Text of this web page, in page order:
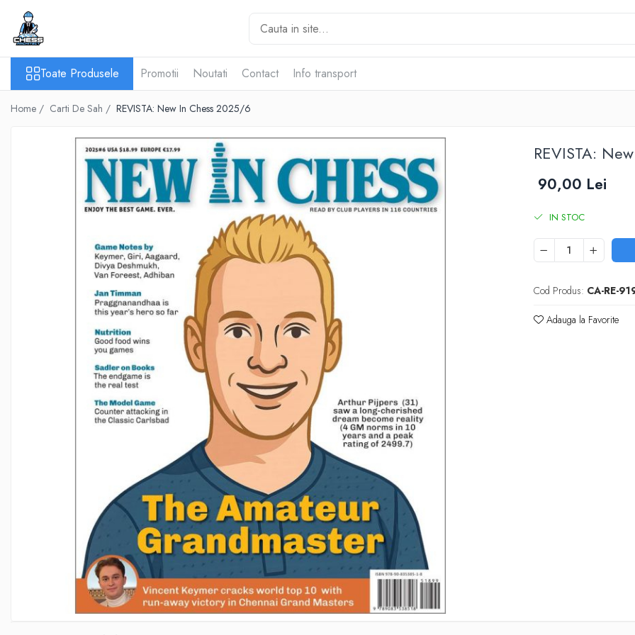
Toate Produsele
Materiale Șahiste
Accesorii tabla
Ceasuri Pentru Diverse Jocuri
Colectie De Partide
Computere de sah
Instruire Generala
Instruire Generala
Piese De Sah Tematice Din Plastic
Piese Din Plastic
Piese sah electronice
Toate Produsele Promotii Noutati Contact Info transport
Home / Carti De Sah / REVISTA: New In Chess 2025/6
REVISTA:
90,00 Lei
IN STOC
Cod Produs: CA-RE-
Adauga la Favorite